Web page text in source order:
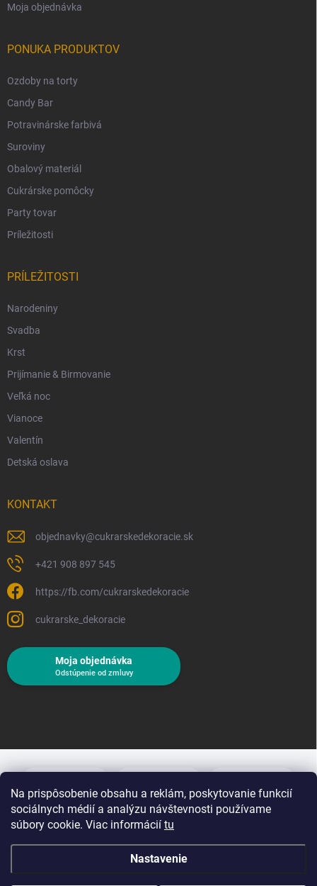
Na prispôsobenie obsahu a reklám, poskytovanie funkcií
sociálnych médií a analýzu návštevnosti používame
súbory cookie. Viac informácií tu
Nastavenie
Moja objednávka
PONUKA PRODUKTOV
Ozdoby na torty
Candy Bar
Potravinárske farbivá
Suroviny
Obalový materiál
Cukrárske pomôcky
Party tovar
Príležitosti
PRÍLEŽITOSTI
Narodeniny
Svadba
Krst
Prijímanie & Birmovanie
Veľká noc
Vianoce
Valentín
Detská oslava
KONTAKT
objednavky@cukrarskedekoracie.sk
+421 908 897 545
https://fb.com/cukrarskedekoracie
cukrarske_dekoracie
Moja objednávka
Odstúpenie od zmluvy